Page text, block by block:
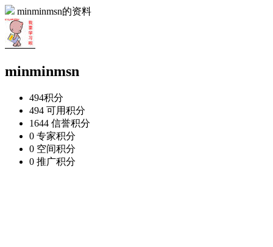
minminmsn的资料
minminmsn
494积分
494 可用积分
1644 信誉积分
0 专家积分
0 空间积分
0 推广积分